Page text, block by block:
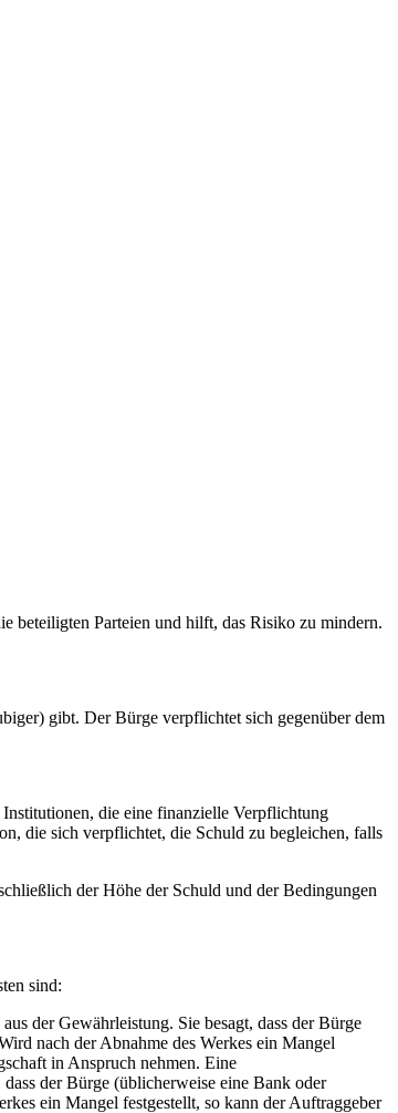
beteiligten Parteien und hilft, das Risiko zu mindern.
gibt. Der Bürge verpflichtet sich gegenüber dem
die eine finanzielle Verpflichtung
die sich verpflichtet, die Schuld zu begleichen, falls
der Höhe der Schuld und der Bedingungen
sind:
der Gewährleistung. Sie besagt, dass der Bürge
nach der Abnahme des Werkes ein Mangel
in Anspruch nehmen. Eine
der Bürge (üblicherweise eine Bank oder
ein Mangel festgestellt, so kann der Auftraggeber